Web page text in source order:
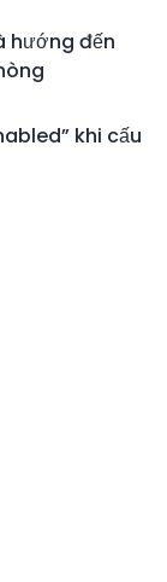
hướng đến
khi cấu